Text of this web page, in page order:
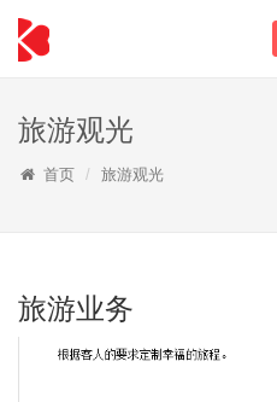
旅游观光
首页 旅游观光
旅游业务